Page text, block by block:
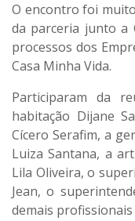
O encontro foi
da parceria junto a
processos dos
Casa Minha Vida.
Participaram da
habitação Dijane
Cícero Serafim, a
Luiza Santana, a
Lila Oliveira, o
Jean, o
demais profissionais